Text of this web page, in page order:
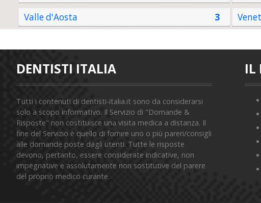
Valle d'Aosta
3
DENTISTI ITALIA
Tutti i contenuti di dentisti-italia.it sono da considerarsi
solo a scopo informativo. Il Servizio di "Domande &
Risposte" non costituisce una visita medica a distanza. Il
fine del Servizio è quello di fornire uno o più pareri/consigli
alle domande poste dagli utenti. Tutte le risposte
devono, pertanto, essere considerate indicative, non
impegnative e assolutamente non sostitutive del parere
del proprio medico curante.
IL